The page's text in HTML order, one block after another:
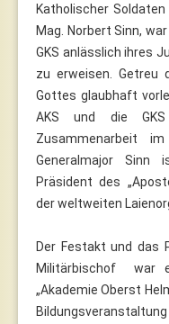
Katholischer Soldaten
Mag. Norbert Sinn,
GKS anlässlich ihres
zu erweisen. Getreu
Gottes glaubhaft
AKS und die GKS
Zusammenarbeit im
Generalmajor Sinn
Präsident des
der weltweiten
Der Festakt und das
Militärbischof war
„Akademie Oberst